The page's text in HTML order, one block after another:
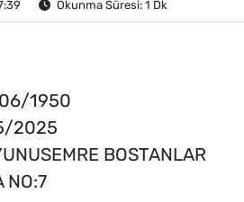
Okunma Süresi: 1 Dk
1950
2025
BOSTANLAR
NO:7